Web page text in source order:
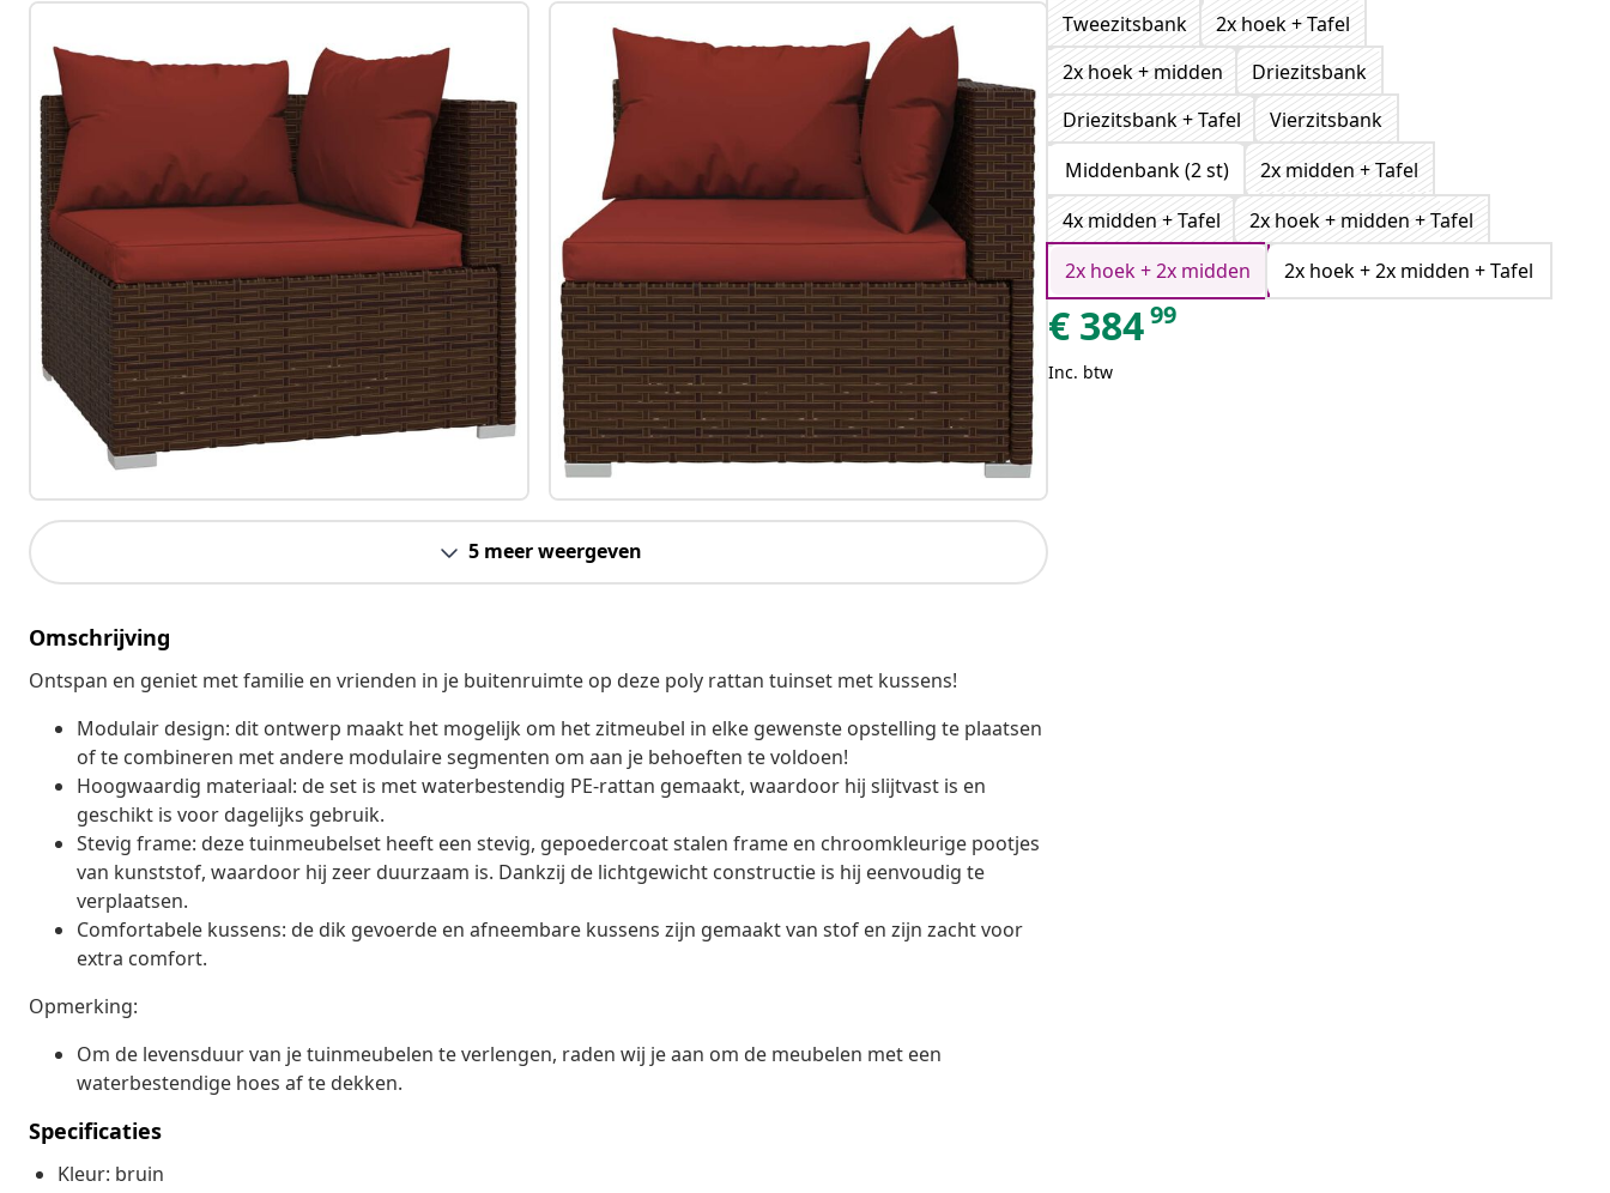
5 meer weergeven
Omschrijving
Ontspan en geniet met familie en vrienden in je buitenruimte op deze poly rattan tuinset met kussens!
Modulair design: dit ontwerp maakt het mogelijk om het zitmeubel in elke gewenste opstelling te plaatsen
of te combineren met andere modulaire segmenten om aan je behoeften te voldoen!
Hoogwaardig materiaal: de set is met waterbestendig PE-rattan gemaakt, waardoor hij slijtvast is en
geschikt is voor dagelijks gebruik.
Stevig frame: deze tuinmeubelset heeft een stevig, gepoedercoat stalen frame en chroomkleurige pootjes
van kunststof, waardoor hij zeer duurzaam is. Dankzij de lichtgewicht constructie is hij eenvoudig te
verplaatsen.
Comfortabele kussens: de dik gevoerde en afneembare kussens zijn gemaakt van stof en zijn zacht voor
extra comfort.
Opmerking:
Om de levensduur van je tuinmeubelen te verlengen, raden wij je aan om de meubelen met een
waterbestendige hoes af te dekken.
Specificaties
Kleur: bruin
Tweezitsbank
2x hoek + Tafel
2x hoek + midden
Driezitsbank
Driezitsbank + Tafel
Vierzitsbank
Middenbank (2 st)
2x midden + Tafel
4x midden + Tafel
2x hoek + midden + Tafel
2x hoek + 2x midden
2x hoek + 2x midden + Tafel
€ 38499
Inc. btw